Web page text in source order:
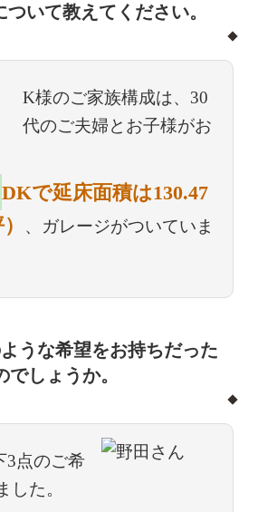
いて教えてください。
K様のご家族構成は、30
代のご夫婦とお子様がお
で延床面積は130.47
、ガレージがついていま
うな希望をお持ちだった
でしょうか。
3点のご希
した。